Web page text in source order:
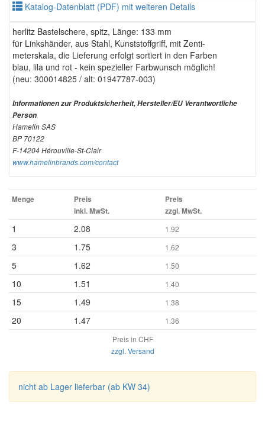
Katalog-Datenblatt (PDF) mit weiteren Details
herlitz Bastelschere, spitz, Länge: 133 mm
für Linkshänder, aus Stahl, Kunststoffgriff, mit Zenti-
meterskala, die Lieferung erfolgt sortiert in den Farben
blau, lila und rot - kein spezieller Farbwunsch möglich!
(neu: 300014825 / alt: 01947787-003)
Informationen zur Produktsicherheit, Hersteller/EU Verantwortliche
Person
Hamelin SAS
BP 70122
F-14204 Hérouville-St-Clair
www.hamelinbrands.com/contact
Menge
Preis
inkl. MwSt.
Preis
zzgl. MwSt.
1 2.08 1.92
3 1.75 1.62
5 1.62 1.50
10 1.51 1.40
15 1.49 1.38
20 1.47
1.36
Preis in CHF
zzgl. Versand
nicht ab Lager lieferbar (ab KW 34)